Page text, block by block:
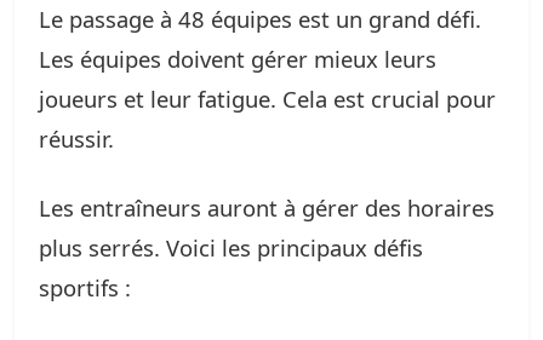
Le passage à 48 équipes est un grand défi.
Les équipes doivent gérer mieux leurs
joueurs et leur fatigue. Cela est crucial pour
réussir.
Les entraîneurs auront à gérer des horaires
plus serrés. Voici les principaux défis
sportifs :